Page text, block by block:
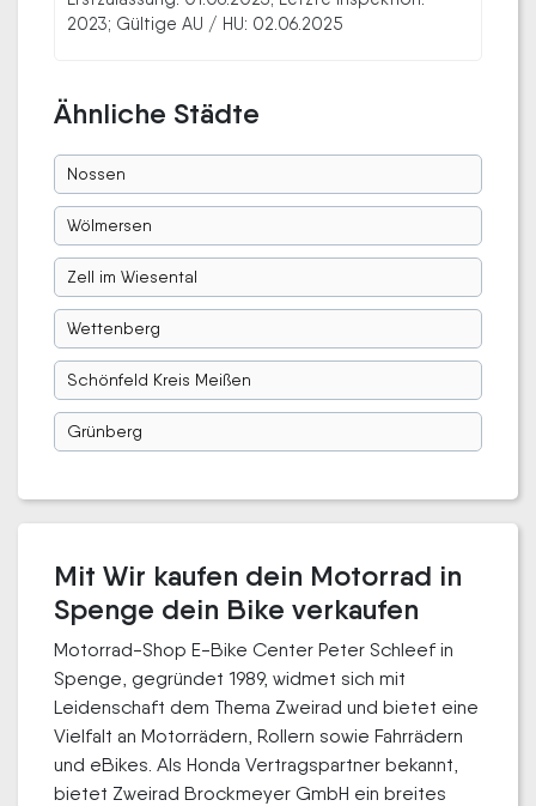
2023; Gültige AU / HU: 02.06.2025
Ähnliche Städte
Nossen
Wölmersen
Zell im Wiesental
Wettenberg
Schönfeld Kreis Meißen
Grünberg
Mit Wir kaufen dein Motorrad in
Spenge dein Bike verkaufen
Motorrad-Shop E-Bike Center Peter Schleef in
Spenge, gegründet 1989, widmet sich mit
Leidenschaft dem Thema Zweirad und bietet eine
Vielfalt an Motorrädern, Rollern sowie Fahrrädern
und eBikes. Als Honda Vertragspartner bekannt,
bietet Zweirad Brockmeyer GmbH ein breites